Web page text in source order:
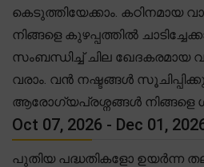
കെടുത്തിയേക്കാം.
നിങ്ങളെ കുഴപ്പത്തിൽ
സംബന്ധിച്ച് ചില ഖേദകരമായ
വരാം. വൻ നഷ്ടങ്ങൾ
ആരോഗ്യപ്രശ്നങ്ങൾ നിങ്ങളെ
Oct 07, 2026 - Dec 01,
പുതിയ പദ്ധതികളോ ഉയർന്ന